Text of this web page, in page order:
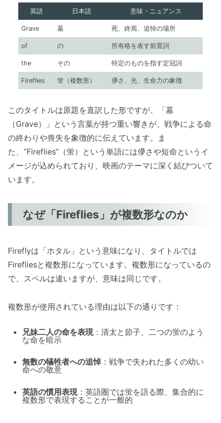
英語 日本語 意味・ニュアンス
Grave 墓 死、終焉、追悼の場所
of の 所有格を表す前置詞
the その 特定のものを指す定冠詞
Fireflies 蛍（複数形） 儚さ、光、生命力の象徴
このタイトルは原題を直訳した形ですが、「墓
（Grave）」という言葉が持つ重い響きが、戦争による命
の終わりや喪失を象徴的に伝えています。ま
た、”Fireflies”（蛍）という単語には儚さや短命というイ
メージが込められており、映画のテーマに深く結びついて
います。
なぜ「Fireflies」が複数形なのか
Fireflyは「ホタル」という意味になり、タイトルでは
Firefliesと複数形になっています。複数形になっているの
で、スペルは違いますが、意味は同じです。
複数形が使用されている理由は以下の通りです：
兄妹二人の命を表現：清太と節子、二つの蛍のよう
な命を暗示
無数の犠牲者への追悼 ：戦争で失われた多くの幼い
命への敬意
英語の慣用表現：英語圏では蛍を語る際、集合的に
複数形で表現することが一般的